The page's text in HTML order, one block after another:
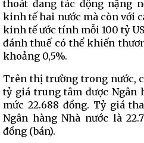
thoát đang tác động nặng
kinh tế hai nước mà còn với
kinh tế ước tính mỗi 100 tỷ
đánh thuế có thể khiến
khoảng 0,5%.
Trên thị trường trong nước,
tỷ giá trung tâm được Ngân
mức 22.688 đồng. Tỷ giá
Ngân hàng Nhà nước là
đồng (bán).